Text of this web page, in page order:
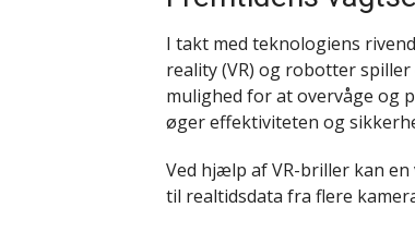
I takt med teknologiens
reality (VR) og robotter
mulighed for at overvåge og
øger effektiviteten og
Ved hjælp af VR-briller kan
til realtidsdata fra flere